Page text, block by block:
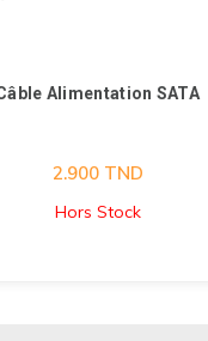
Alimentation SATA
2.900TND
Hors Stock